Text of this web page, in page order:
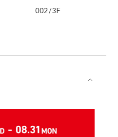
002/3F
⌵